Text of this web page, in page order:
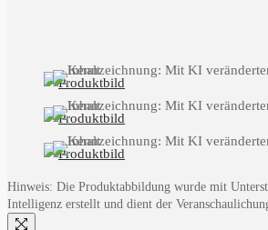
Hinweis: Die Produktabbildung wurde mit
Intelligenz erstellt und dient der